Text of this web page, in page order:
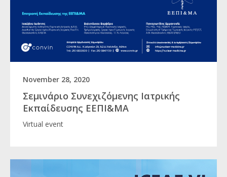
November 28, 2020
Σεμινάριο Συνεχιζόμενης Ιατρικής
Εκπαίδευσης ΕΕΠΙ&ΜΑ
Virtual event